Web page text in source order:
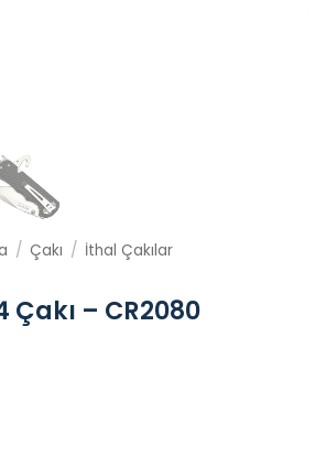
/ Çakı / İthal Çakılar
– CR2080